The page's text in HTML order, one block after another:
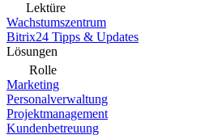
Lektüre
Wachstumszentrum
Bitrix24 Tipps & Updates
Lösungen
Rolle
Marketing
Personalverwaltung
Projektmanagement
Kundenbetreuung